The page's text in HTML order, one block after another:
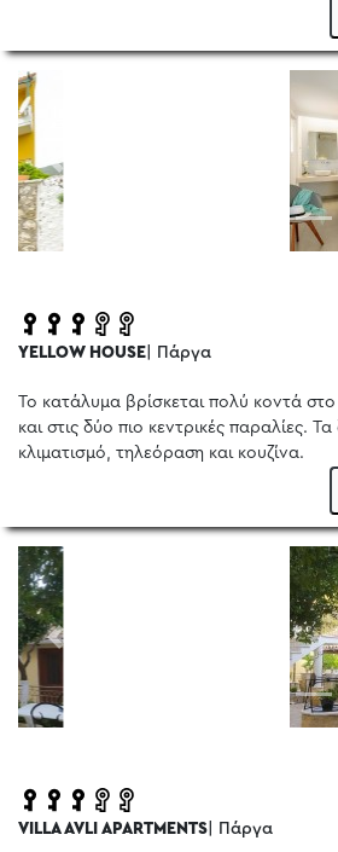
Previous
YELLOW HOUSE | Πάργα
Το κατάλυμα βρίσκεται πολύ κοντά
και στις δύο πιο κεντρικές παραλίες.
κλιματισμό, τηλεόραση και κουζίνα.
Previous
VILLA AVLI APARTMENTS | Πάργα